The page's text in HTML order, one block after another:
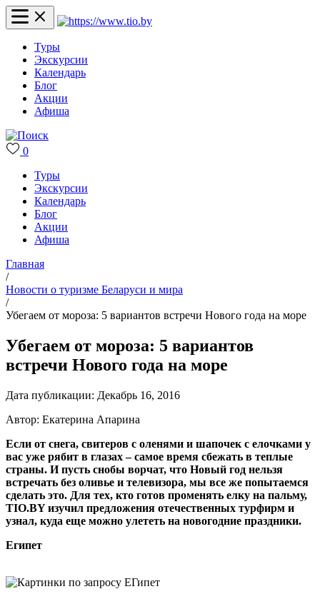
Туры
Экскурсии
Календарь
Блог
Акции
Афиша
0
Туры
Экскурсии
Календарь
Блог
Акции
Афиша
Главная
/
Новости о туризме Беларуси и мира
/
Убегаем от мороза: 5 вариантов встречи Нового года на море
Убегаем от мороза: 5 вариантов
встречи Нового года на море
Дата публикации: Декабрь 16, 2016
Автор: Екатерина Апарина
Если от снега, свитеров с оленями и шапочек с елочками у
вас уже рябит в глазах – самое время сбежать в теплые
страны. И пусть снобы ворчат, что Новый год нельзя
встречать без оливье и телевизора, мы все же попытаемся
сделать это. Для тех, кто готов променять елку на пальму,
TIO.BY изучил предложения отечественных турфирм и
узнал, куда еще можно улететь на новогодние праздники.
Египет